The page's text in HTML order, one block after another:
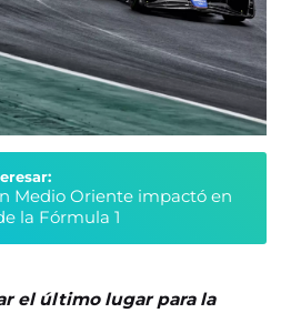
Medio Oriente impactó en
la Fórmula 1
el último lugar para la